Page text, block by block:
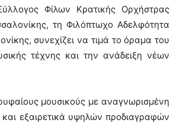
Φίλων Κρατικής Ορχήστρας
τη Φιλόπτωχο Αδελφότητα
συνεχίζει να τιμά το όραμα του
τέχνης και την ανάδειξη νέων
μουσικούς με αναγνωρισμένη
και εξαιρετικά υψηλών προδιαγραφών